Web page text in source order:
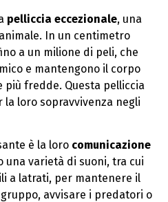
pelliccia eccezionale, una
In un centimetro
a un milione di peli, che
e mantengono il corpo
più fredde. Questa pelliccia
loro sopravvivenza negli
è la loro comunicazione
una varietà di suoni, tra cui
a latrati, per mantenere il
avvisare i predatori o